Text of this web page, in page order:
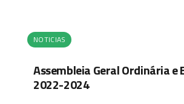
NOTICIAS
Assembleia Geral Ordinária e
2022-2024